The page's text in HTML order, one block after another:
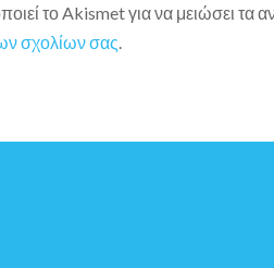
το Akismet για να μειώσει τα
σχολίων σας